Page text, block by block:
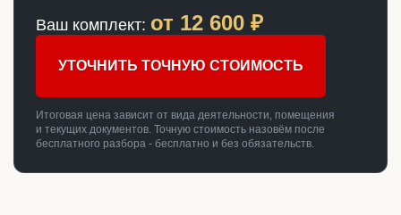
Ваш комплект: от 12 600 ₽
УТОЧНИТЬ ТОЧНУЮ СТОИМОСТЬ
Итоговая цена зависит от вида деятельности, помещения
и текущих документов. Точную стоимость назовём после
бесплатного разбора - бесплатно и без обязательств.